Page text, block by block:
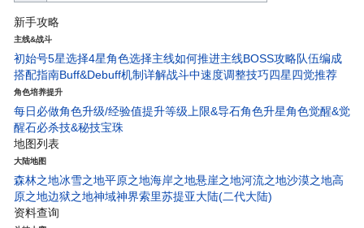
新手攻略
主线&战斗
初始号5星选择4星角色选择主线如何推进主线BOSS攻略队伍编成
搭配指南Buff&Debuff机制详解战斗中速度调整技巧四星四觉推荐
角色培养提升
每日必做角色升级/经验值提升等级上限&导石角色升星角色觉醒&觉
醒石必杀技&秘技宝珠
地图列表
大陆地图
森林之地冰雪之地平原之地海岸之地悬崖之地河流之地沙漠之地高
原之地边狱之地神域神界索里苏提亚大陆(二代大陆)
资料查询